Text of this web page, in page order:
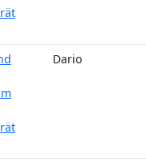
Dario